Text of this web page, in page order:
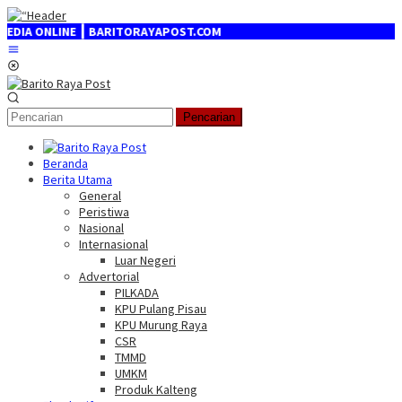
Loncat
ke
konten
BARITORAYAPOST.COM
Pencarian
Beranda
Berita Utama
General
Peristiwa
Nasional
Internasional
Luar Negeri
Advertorial
PILKADA
KPU Pulang Pisau
KPU Murung Raya
CSR
TMMD
UMKM
Produk Kalteng